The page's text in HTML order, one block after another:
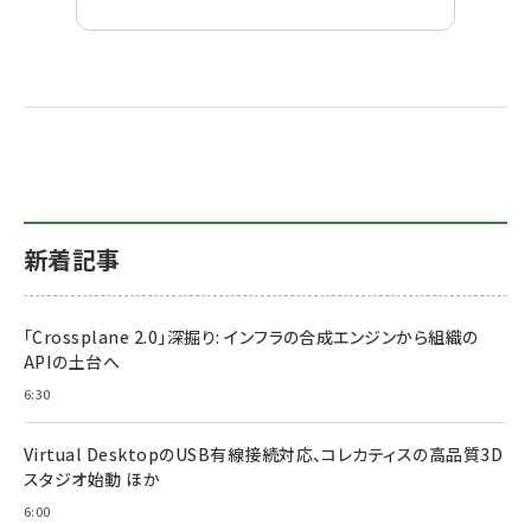
新着記事
「Crossplane 2.0」深掘り: インフラの合成エンジンから組織の
APIの土台へ
6:30
Virtual DesktopのUSB有線接続対応、コレカティスの高品質3D
スタジオ始動 ほか
6:00